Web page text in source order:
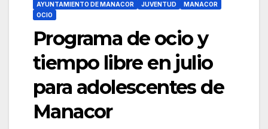
AYUNTAMIENTO DE MANACOR JUVENTUD
MANACOR
OCIO
Programa de ocio y
tiempo libre en julio
para adolescentes de
Manacor